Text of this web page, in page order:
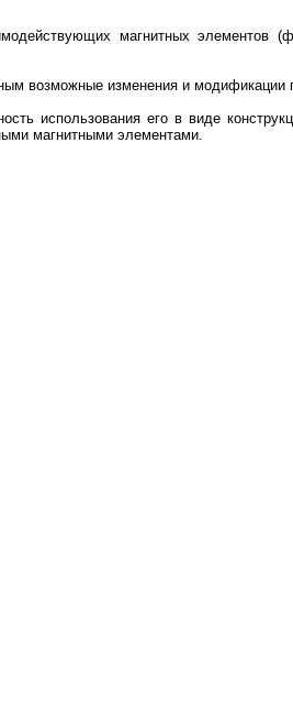
магнитных элементов
возможные изменения и модификации
использования его в виде
магнитными элементами.